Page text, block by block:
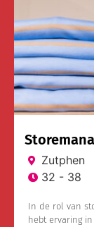
Zutphen
32 - 38
In de rol van
hebt ervaring